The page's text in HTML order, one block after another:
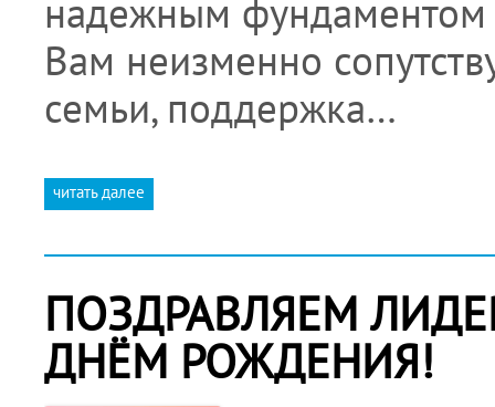
надежным фундаментом
Вам неизменно
семьи, поддержка…
читать далее
ПОЗДРАВЛЯЕМ
ДНЁМ РОЖДЕНИЯ!